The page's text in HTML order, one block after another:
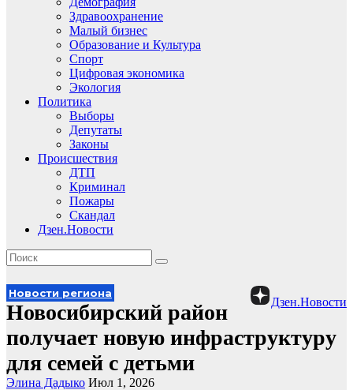
Здравоохранение
Малый бизнес
Образование и Культура
Спорт
Цифровая экономика
Экология
Политика
Выборы
Депутаты
Законы
Происшествия
ДТП
Криминал
Пожары
Скандал
Дзен.Новости
Дзен.Новости
Новости региона
Новосибирский район
получает новую инфраструктуру
для семей с детьми
Элина Дадыко Июл 1, 2026